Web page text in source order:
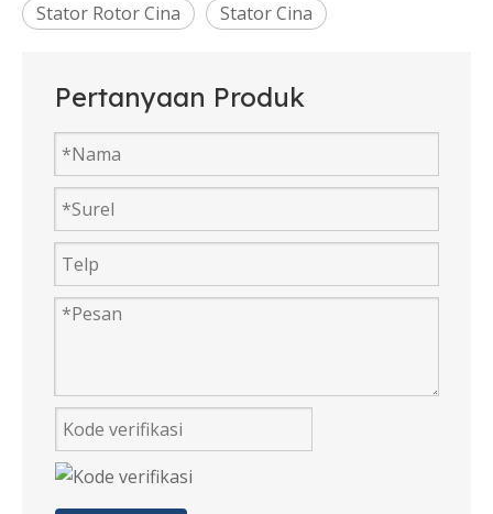
Dijual Mesin Cuci Motor Ac Direct Drive Motor Mesin Cuci Sinkron Dc Di Kanada
Stator Rotor Cina
Stator Cina
Pertanyaan Produk